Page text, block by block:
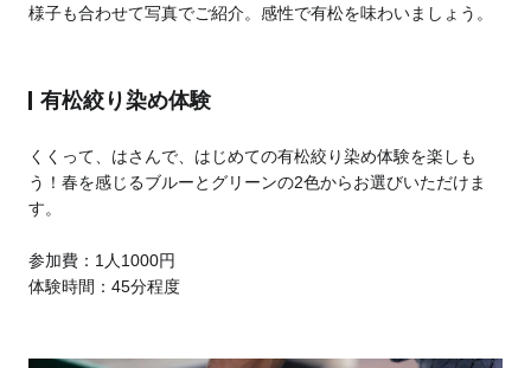
様子も合わせて写真でご紹介。感性で有松を味わいましょう。
有松絞り染め体験
くくって、はさんで、はじめての有松絞り染め体験を楽しも
う！春を感じるブルーとグリーンの2色からお選びいただけま
す。
参加費：1人1000円
体験時間：45分程度